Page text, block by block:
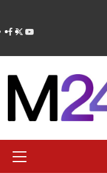
contenido
primario